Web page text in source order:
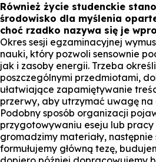
Również życie studenckie
środowisko dla myślenia
choć rzadko nazywa się je
Okres sesji egzaminacyjnej
nauki, który pozwoli sensownie
jak i zasoby energii. Trzeba
poszczególnymi przedmiotami,
ułatwiające zapamiętywanie
przerwy, aby utrzymać uwagę
Podobny sposób organizacji
przygotowywaniu eseju lub
gromadzimy materiały,
formułujemy główną tezę,